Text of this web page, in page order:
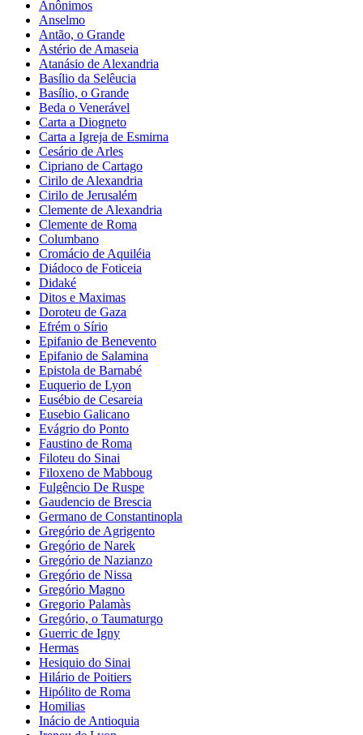
Anônimos
Anselmo
Antão, o Grande
Astério de Amaseia
Atanásio de Alexandria
Basílio da Selêucia
Basílio, o Grande
Beda o Venerável
Carta a Diogneto
Carta a Igreja de Esmirna
Cesário de Arles
Cipriano de Cartago
Cirilo de Alexandria
Cirilo de Jerusalém
Clemente de Alexandria
Clemente de Roma
Columbano
Cromácio de Aquiléia
Diádoco de Foticeia
Didaké
Ditos e Maximas
Doroteu de Gaza
Efrém o Sírio
Epifanio de Benevento
Epifanio de Salamina
Epistola de Barnabé
Euquerio de Lyon
Eusébio de Cesareia
Eusebio Galicano
Evágrio do Ponto
Faustino de Roma
Filoteu do Sinai
Filoxeno de Mabboug
Fulgêncio De Ruspe
Gaudencio de Brescia
Germano de Constantinopla
Gregório de Agrigento
Gregório de Narek
Gregório de Nazianzo
Gregório de Nissa
Gregório Magno
Gregorio Palamàs
Gregório, o Taumaturgo
Guerric de Igny
Hermas
Hesiquio do Sinai
Hilário de Poitiers
Hipólito de Roma
Homilias
Inácio de Antioquia